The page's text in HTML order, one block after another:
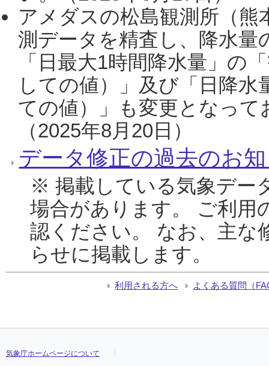
アメダスの松島観測所（熊
測データを精査し、降水
「日最大1時間降水量」の
しての値）」及び「日降
ての値）」も変更となっ
（2025年8月20日）
データ修正の過去のお
※ 掲載している気象デー
場合があります。 ご利用
認ください。 なお、主な
らせに掲載します。
利用される方へ よくある質問（
気象庁ホームページについて